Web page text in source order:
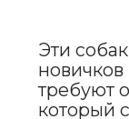
ДЛЯ
И КОШЕК